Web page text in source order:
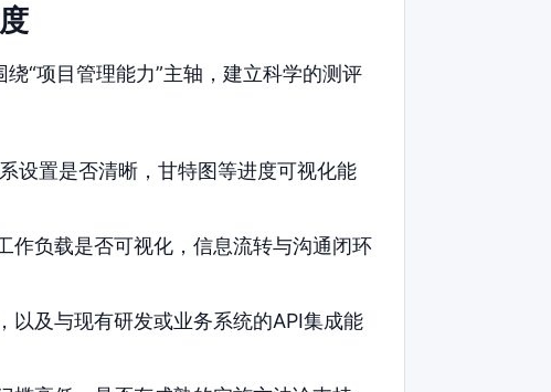
“项目管理能力”主轴，建立科学的测评
设置是否清晰，甘特图等进度可视化能
作负载是否可视化，信息流转与沟通闭环
以及与现有研发或业务系统的API集成能